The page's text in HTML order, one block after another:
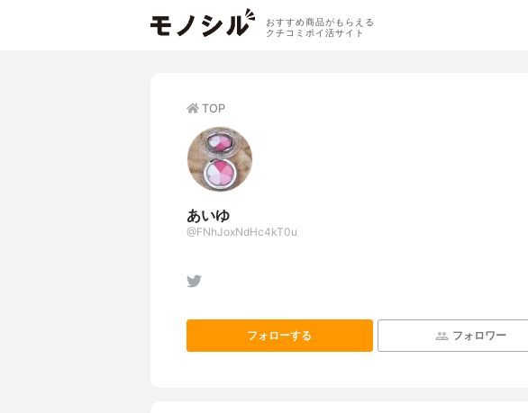
おすすめ商品がもらえる
クチコミポイ活サイト
TOP
あいゆ
@FNhJoxNdHc4kT0u
フォローする フォロワー